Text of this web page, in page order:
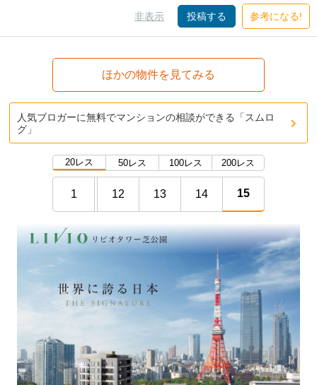
非表示 投稿する 参考になる!
ほかの物件を見てみる
人気ブロガーに無料でマンションの相談ができる「スムロ
グ」
20レス 50レス 100レス 200レス
1 12 13 14 15